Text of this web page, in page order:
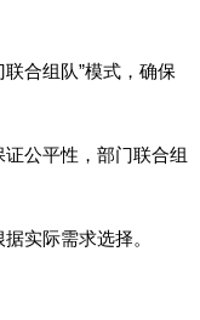
联合组队”模式，确保
公平性，部门联合组
实际需求选择。